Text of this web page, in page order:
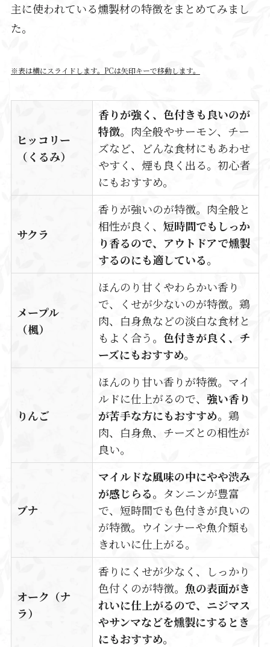
主に使われている燻製材の特徴をまとめてみまし
た。
※表は横にスライドします。PCは矢印キーで移動します。
ヒッコリー
（くるみ）
香りが強く、色付きも良いのが
特徴。 肉全般やサーモン、チー
ズなど、どんな食材にもあわせ
やすく、煙も良く出る。初心者
にもおすすめ。
サクラ
香りが強いのが特徴。肉全般と
相性が良く、 短時間でもしっか
り香るので、アウトドアで燻製
するのにも適している。
メープル
（楓）
ほんのり甘くやわらかい香り
で、くせが少ないのが特徴。鶏
肉、白身魚などの淡白な食材と
もよく合う。 色付きが良く、チ
ーズにもおすすめ。
りんご
ほんのり甘い香りが特徴。マイ
ルドに仕上がるので、 強い香り
が苦手な方にもおすすめ。鶏
肉、白身魚、チーズとの相性が
良い。
ブナ
マイルドな風味の中にやや渋み
が感じらる。 タンニンが豊富
で、短時間でも色付きが良いの
が特徴。ウインナーや魚介類も
きれいに仕上がる。
オーク（ナ
ラ）
香りにくせが少なく、しっかり
色付くのが特徴。 魚の表面がき
れいに仕上がるので、ニジマス
やサンマなどを燻製にするとき
にもおすすめ。